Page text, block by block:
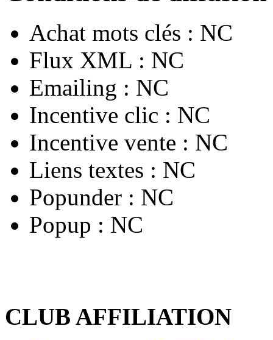
Achat mots clés : NC
Flux XML : NC
Emailing : NC
Incentive clic : NC
Incentive vente : NC
Liens textes : NC
Popunder : NC
Popup : NC
CLUB AFFILIATION